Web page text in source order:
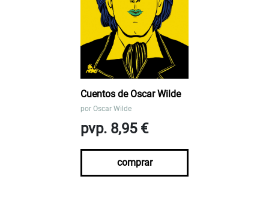
Cuentos de Oscar Wilde
por Oscar Wilde
pvp. 8,95 €
comprar